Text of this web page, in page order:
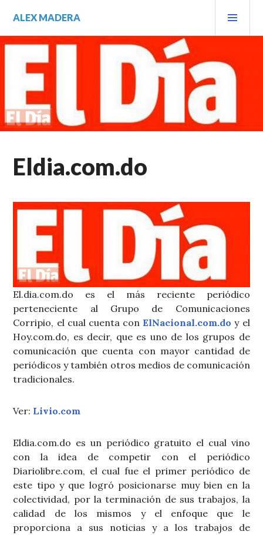
contenido.
ALEX MADERA
Eldia.com.do
El.dia.com.do es el más reciente periódico
perteneciente al Grupo de Comunicaciones
Corripio, el cual cuenta conElNacional.com.do y el
Hoy.com.do, es decir, que es uno de los grupos de
comunicación que cuenta con mayor cantidad de
periódicos y también otros medios de comunicación
tradicionales.
Ver: Livio.com
Eldia.com.do es un periódico gratuito el cual vino
con la idea de competir con el periódico
Diariolibre.com, el cual fue el primer periódico de
este tipo y que logró posicionarse muy bien en la
colectividad, por la terminación de sus trabajos, la
calidad de los mismos y el enfoque que le
proporciona a sus noticias y a los trabajos de